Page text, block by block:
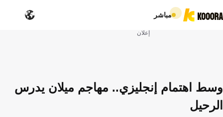
مباشر
إعلان
وسط اهتمام إنجليزي.. مهاجم ميلان يدرس
الرحيل